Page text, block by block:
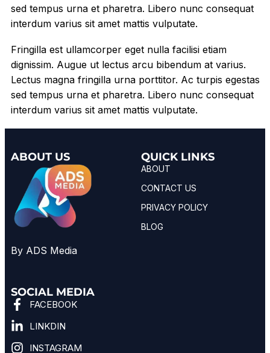
sed tempus urna et pharetra. Libero nunc consequat
interdum varius sit amet mattis vulputate.
Fringilla est ullamcorper eget nulla facilisi etiam
dignissim. Augue ut lectus arcu bibendum at varius.
Lectus magna fringilla urna porttitor. Ac turpis egestas
sed tempus urna et pharetra. Libero nunc consequat
interdum varius sit amet mattis vulputate.
ABOUT US
By ADS Media
QUICK LINKS
ABOUT
CONTACT US
PRIVACY POLICY
BLOG
SOCIAL MEDIA
FACEBOOK
LINKDIN
INSTAGRAM